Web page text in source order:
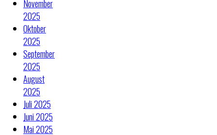
November
2025
Oktober
2025
September
2025
August
2025
Juli 2025
Juni 2025
Mai 2025